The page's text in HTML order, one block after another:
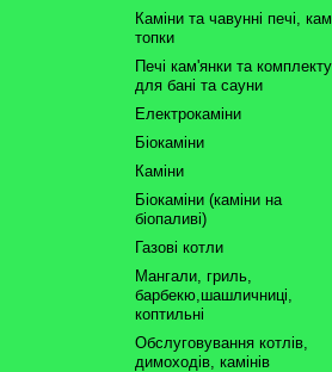
Каміни та чавунні печі,
топки
Печі кам'янки та
для бані та сауни
Електрокаміни
Біокаміни
Каміни
Біокаміни (каміни на
біопаливі)
Газові котли
Мангали, гриль,
барбекю,шашличниці,
коптильні
Обслуговування котлів,
димоходів, камінів